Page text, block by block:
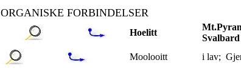
ORGANISKE FORBINDELSER
Hoelitt
Svalbard
Moolooitt i lav;